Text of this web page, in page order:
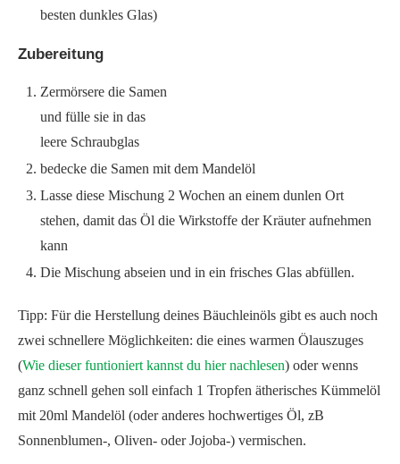
besten dunkles Glas)
Zubereitung
Zermörsere die Samen
und fülle sie in das
leere Schraubglas
bedecke die Samen mit dem Mandelöl
Lasse diese Mischung 2 Wochen an einem dunlen Ort
stehen, damit das Öl die Wirkstoffe der Kräuter aufnehmen
kann
Die Mischung abseien und in ein frisches Glas abfüllen.
Tipp: Für die Herstellung deines Bäuchleinöls gibt es auch noch
zwei schnellere Möglichkeiten: die eines warmen Ölauszuges
(Wie dieser funtioniert kannst du hier nachlesen) oder wenns
ganz schnell gehen soll einfach 1 Tropfen ätherisches Kümmelöl
mit 20ml Mandelöl (oder anderes hochwertiges Öl, zB
Sonnenblumen-, Oliven- oder Jojoba-) vermischen.